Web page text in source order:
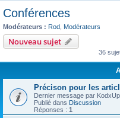
Conférences
Modérateurs : Rod Modérateurs
Nouveau sujet
36
Précison pour les
Dernier message par
Publié dans Discussion
Réponses : 1